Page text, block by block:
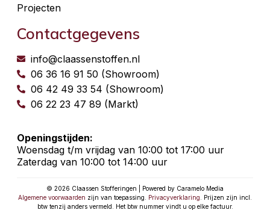
Projecten
Contactgegevens
info@claassenstoffen.nl
06 36 16 91 50 (Showroom)
06 42 49 33 54 (Showroom)
06 22 23 47 89 (Markt)
Openingstijden:
Woensdag t/m vrijdag van 10:00 tot 17:00 uur
Zaterdag van 10:00 tot 14:00 uur
© 2026 Claassen Stofferingen | Powered by Caramelo Media
Algemene voorwaarden zijn van toepassing. Privacyverklaring . Prijzen zijn incl.
btw tenzij anders vermeld. Het btw nummer vindt u op elke factuur.